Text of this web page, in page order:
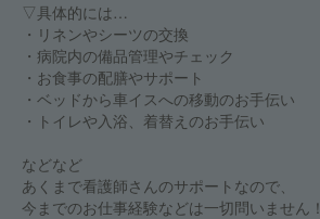
▽具体的には…
・リネンやシーツの交換
・病院内の備品管理やチェック
・お食事の配膳やサポート
・ベッドから車イスへの移動のお手伝い
・トイレや入浴、着替えのお手伝い
などなど
あくまで看護師さんのサポートなので、
今までのお仕事経験などは一切問いません！